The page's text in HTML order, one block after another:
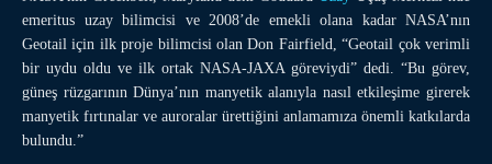
emeritus uzay bilimcisi ve 2008’de emekli olana kadar NASA’nın
Geotail için ilk proje bilimcisi olan Don Fairfield, “Geotail çok verimli
bir uydu oldu ve ilk ortak NASA-JAXA göreviydi” dedi. “Bu görev,
güneş rüzgarının Dünya’nın manyetik alanıyla nasıl etkileşime girerek
manyetik fırtınalar ve auroralar ürettiğini anlamamıza önemli katkılarda
bulundu.”